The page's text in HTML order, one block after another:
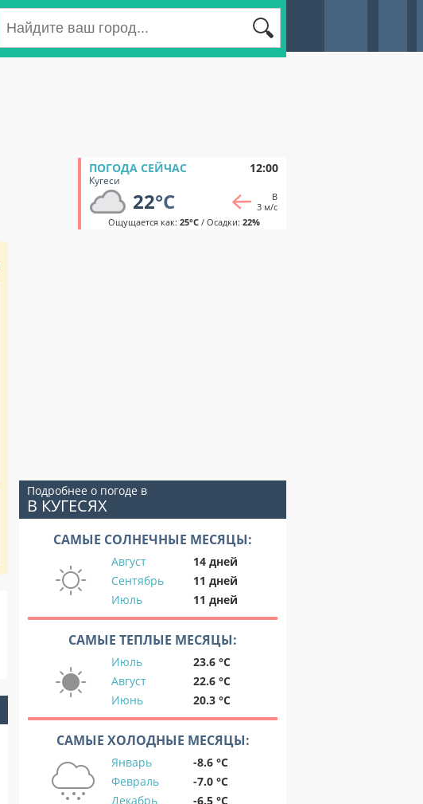
ПОГОДА СЕЙЧАС 12:00
Кугеси
22°C
В
3 м/с
Ощущается как: 25°C/ Осадки: 22%
Подробнее о погоде в
В КУГЕСЯХ
САМЫЕ СОЛНЕЧНЫЕ МЕСЯЦЫ:
Август
14 дней
Сентябрь
11 дней
Июль
11 дней
САМЫЕ ТЕПЛЫЕ МЕСЯЦЫ:
Июль
23.6 °C
Август
22.6 °C
Июнь
20.3 °C
САМЫЕ ХОЛОДНЫЕ МЕСЯЦЫ:
Январь
-8.6 °C
Февраль
-7.0 °C
Декабрь
-6.5 °C